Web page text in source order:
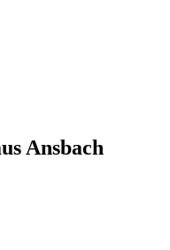
Ansbach